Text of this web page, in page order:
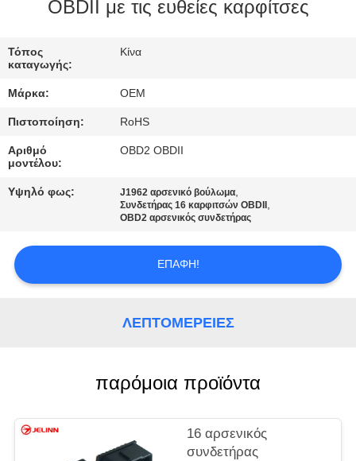
ΈΛΕΓΧΟΣ
ΜΑΣ
ΕΛΆΤΕ
ΕΠΑΦΉ
ΜΕ
ΑΠΌΣΠΑΣΜΑ
OBDII με τις ευθείες καρφίτσες
Τόπος
καταγωγής:
Κίνα
Μάρκα: OEM
Πιστοποίηση: RoHS
Αριθμό
μοντέλου:
OBD2 OBDII
Υψηλό φως: J1962 αρσενικό βούλωμα,
Συνδετήρας 16 καρφιτσών OBDII ,
OBD2 αρσενικός συνδετήρας
ΕΠΑΦΉ!
ΛΕΠΤΟΜΈΡΕΙΕΣ
παρόμοια προϊόντα
16 αρσενικός
συνδετήρας